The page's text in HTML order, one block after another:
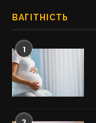
ВАГІТНІСТЬ
1